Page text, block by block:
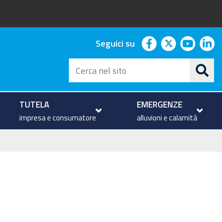
Seguici su facebook
twitter
Cerca
nel
sito
TUTELA
impresa e consumatore
EMERGENZE
alluvioni e calamità